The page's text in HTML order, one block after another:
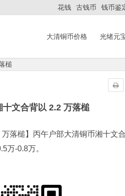
花钱 古钱币 钱币鉴
大清铜币价格 光绪元
槌
文合背以 2.2 万落槌
落槌】丙午户部大清铜币湘十文
万-0.8万。